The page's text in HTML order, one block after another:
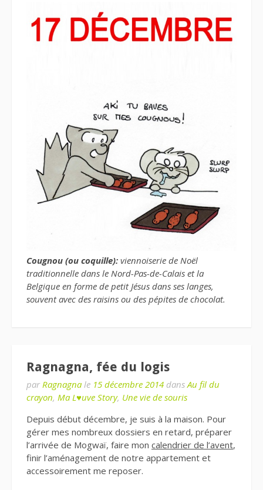
Cougnou (ou coquille): viennoiserie de Noël
traditionnelle dans le Nord-Pas-de-Calais et la
Belgique en forme de petit Jésus dans ses langes,
souvent avec des raisins ou des pépites de chocolat.
Ragnagna, fée du logis
par Ragnagna le 15 décembre 2014 dansAu fil du
crayon, Ma L♥uve Story, Une vie de souris
Depuis début décembre, je suis à la maison. Pour
gérer mes nombreux dossiers en retard, préparer
l’arrivée de Mogwaï, faire mon calendrier de l’avent,
finir l’aménagement de notre appartement et
accessoirement me reposer.